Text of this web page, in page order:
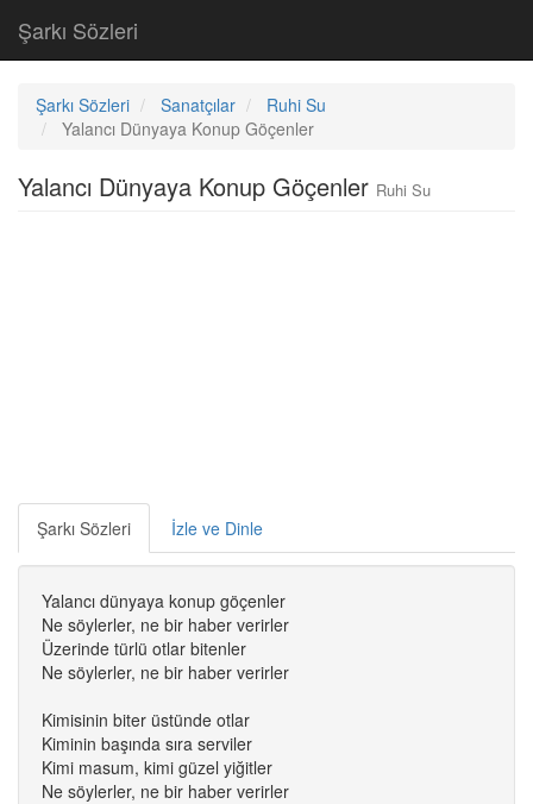
Şarkı Sözleri
Şarkı Sözleri Sanatçılar
Ruhi Su
Yalancı Dünyaya Konup Göçenler
Yalancı Dünyaya Konup Göçenler Ruhi Su
Şarkı Sözleri İzle ve Dinle
Yalancı dünyaya konup göçenler
Ne söylerler, ne bir haber verirler
Üzerinde türlü otlar bitenler
Ne söylerler, ne bir haber verirler
Kimisinin biter üstünde otlar
Kiminin başında sıra serviler
Kimi masum, kimi güzel yiğitler
Ne söylerler, ne bir haber verirler